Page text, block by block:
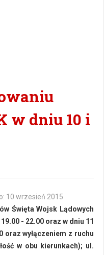
w dniu 10 i
10 wrzesień 2015
Święta Wojsk Lądowych
- 22.00 oraz w dniu 11
oraz wyłączeniem z ruchu
w obu kierunkach); ul.